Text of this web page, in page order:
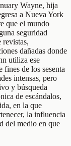
Wayne, hija
a Nueva York
que el mundo
seguridad
dañadas donde
utiliza ese
fines de los sesenta
intensas, pero
y búsqueda
de escándalos,
en la que
la influencia
del medio en que